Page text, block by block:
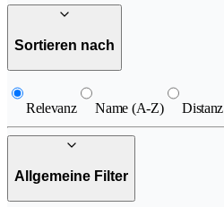
Sortieren nach
Relevanz Name (A-Z) Distanz
Allgemeine Filter